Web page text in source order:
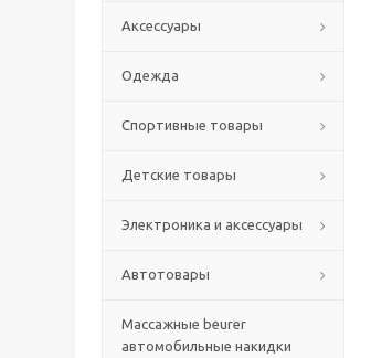
Аксессуары
Одежда
Спортивные товары
Детские товары
Электроника и аксессуары
Автотовары
Массажные beurer
автомобильные накидки